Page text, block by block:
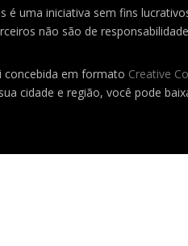
é uma iniciativa sem fins
não são de
concebida em formato Creative
cidade e região, você pode